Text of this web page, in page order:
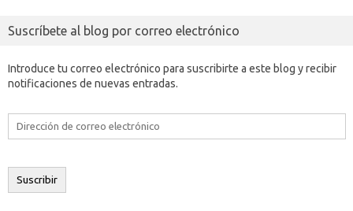
Suscríbete al blog por correo electrónico
Introduce tu correo electrónico para suscribirte a este blog y recibir
notificaciones de nuevas entradas.
Dirección
electrónico
Suscribir